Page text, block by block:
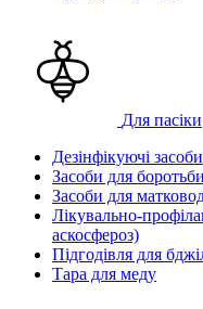
Для пасіки
Дезінфікуючі засоби
Засоби для
Засоби для
Лікувально-
аскосфероз)
Підгодівля для
Тара для меду